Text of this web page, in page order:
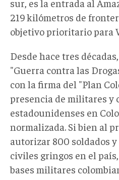
sur, es la entrada al
219 kilómetros de
objetivo prioritario para
Desde hace tres
"Guerra contra las
con la firma del "Plan
presencia de militares y
estadounidenses en
normalizada. Si bien al
autorizar 800 soldados
civiles gringos en el
bases militares